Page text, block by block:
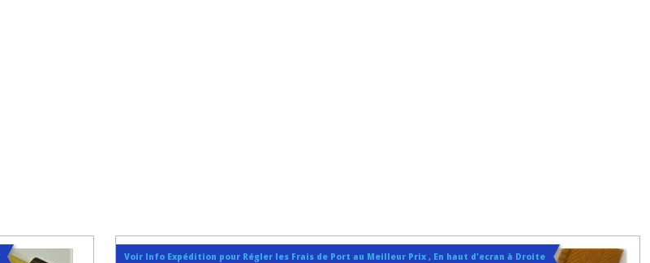
Voir Info Expédition pour Régler les Frais de Port au Meilleur Prix , En haut d'ecran à Droite